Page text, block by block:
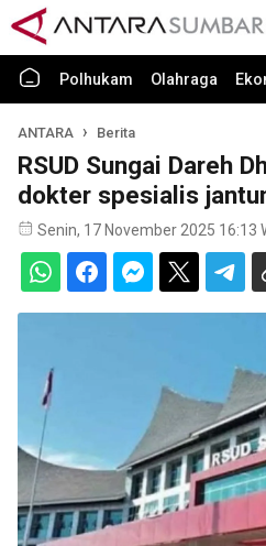
Polhukam Olahraga
ANTARA Berita
RSUD Sungai Dareh
dokter spesialis
Senin, 17 November 2025 16:13